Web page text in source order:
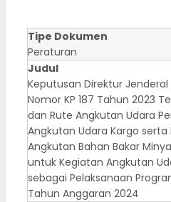
Tipe Dokumen
Peraturan
Judul
Keputusan Direktur
Nomor KP 187 Tahun 2023
dan Rute Angkutan Udara
Angkutan Udara Kargo
Angkutan Bahan Bakar
untuk Kegiatan Angkutan
sebagai Pelaksanaan
Tahun Anggaran 2024